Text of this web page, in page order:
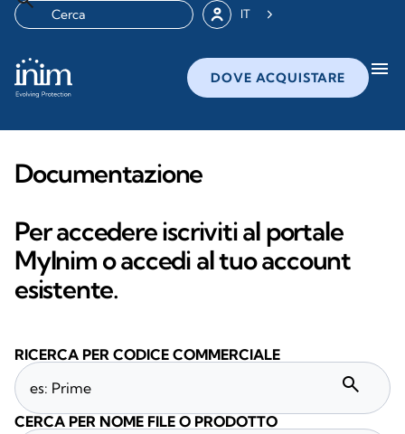
IT
DOVE ACQUISTARE menu
Documentazione
Per accedere iscriviti al portale
MyInim o accedi al tuo account
esistente.
RICERCA PER CODICE COMMERCIALE
search
CERCA PER NOME FILE O PRODOTTO